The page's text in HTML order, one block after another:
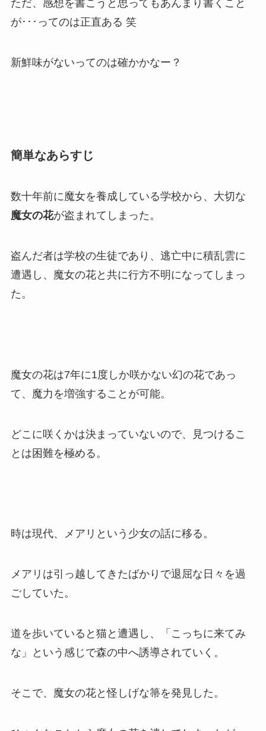
ただ、感想を書こうと思ってもあんまり書くこと
が･･･ってのは正直ある 笑
新鮮味がないってのは確かかなー？
簡単なあらすじ
数十年前に魔女を養成している学校から、大切な
魔女の花が盗まれてしまった。
盗んだ者は学校の生徒であり、逃亡中に積乱雲に
遭遇し、魔女の花と共に行方不明になってしまっ
た。
魔女の花は7年に1度しか咲かない幻の花であっ
て、魔力を増強することが可能。
どこに咲くかは決まっていないので、見つけるこ
とは困難を極める。
時は現代、メアリという少女の話に移る。
メアリは引っ越してきたばかりで退屈な日々を過
ごしていた。
道を歩いていると猫と遭遇し、「こっちに来てみ
な」という感じで森の中へ誘導されていく。
そこで、魔女の花と怪しげな箒を発見した。